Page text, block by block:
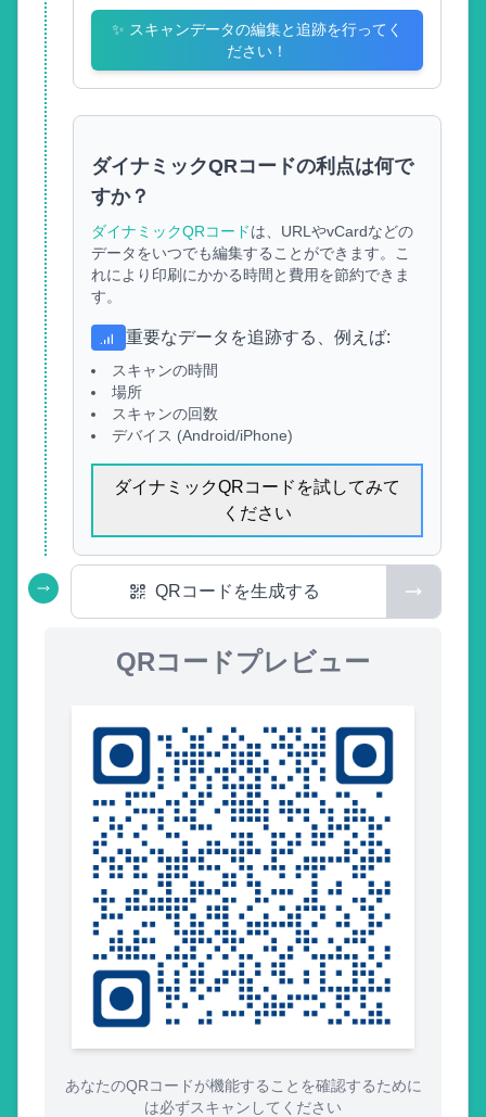
✨ スキャンデータの編集と追跡を行ってく
ださい！
ダイナミックQRコードの利点は何で
すか？
ダイナミックQRコードは、URLやvCardなどの
データをいつでも編集することができます。こ
れにより印刷にかかる時間と費用を節約できま
す。
重要なデータを追跡する、例えば:
スキャンの時間
場所
スキャンの回数
デバイス (Android/iPhone)
ダイナミックQRコードを試してみて
ください
QRコードを生成する
QRコードプレビュー
あなたのQRコードが機能することを確認するために
は必ずスキャンしてください